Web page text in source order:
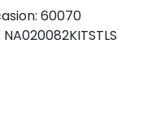
60070